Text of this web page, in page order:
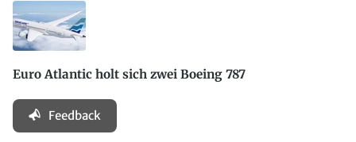
Euro Atlantic holt sich zwei Boeing 787
Feedback